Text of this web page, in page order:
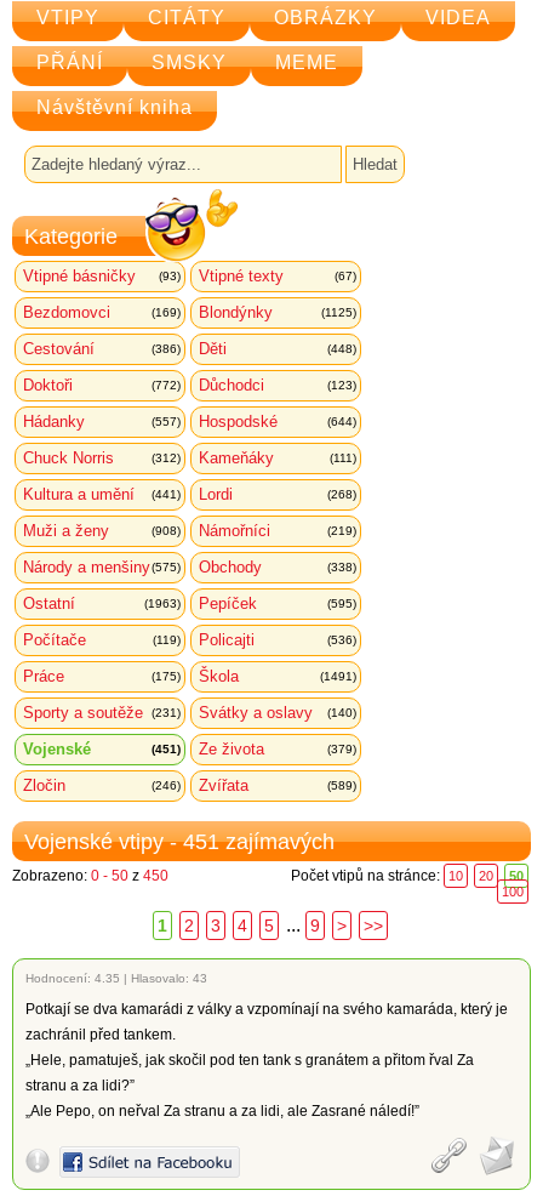
VTIPY CITÁTY OBRÁZKY VIDEA
PŘÁNÍ SMSKY MEME
Návštěvní kniha
Kategorie
Vtipné básničky (93) Vtipné texty (67)
Bezdomovci (169) Blondýnky (1125)
Cestování (386) Děti (448)
Doktoři (772) Důchodci (123)
Hádanky (557) Hospodské (644)
Chuck Norris (312) Kameňáky (111)
Kultura a umění (441) Lordi (268)
Muži a ženy (908) Námořníci (219)
Národy a menšiny(575) Obchody (338)
Ostatní (1963) Pepíček (595)
Počítače (119) Policajti (536)
Práce (175) Škola (1491)
Sporty a soutěže (231) Svátky a oslavy (140)
Vojenské (451) Ze života (379)
Zločin (246) Zvířata (589)
Vojenské vtipy - 451 zajímavých
Zobrazeno: 0 - 50 z 450 Počet vtipů na stránce: 10 20
50
100
1 2 3 4 5 ... 9 > >>
Hodnocení: 4.35 | Hlasovalo: 43
Potkají se dva kamarádi z války a vzpomínají na svého kamaráda, který je
zachránil před tankem.
„Hele, pamatuješ, jak skočil pod ten tank s granátem a přitom řval Za
stranu a za lidi?”
„Ale Pepo, on neřval Za stranu a za lidi, ale Zasrané náledí!”